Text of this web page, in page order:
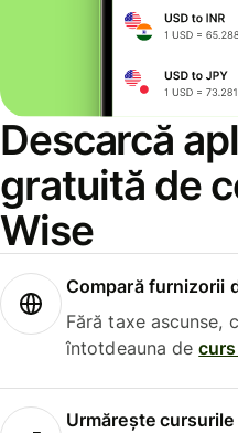
Descarcă
gratuită de
Wise
Compară furnizorii
Fără taxe ascunse,
întotdeauna de
Urmărește